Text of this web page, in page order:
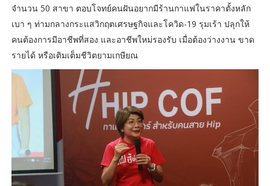
จำนวน 50 สาขา ตอบโจทย์คนฝันอยากมีร้านกาแฟในราคาตั้งหลัก
เบา ๆ ท่ามกลางกระแสวิกฤตเศรษฐกิจและโควิด-19 รุมเร้า ปลุกให้
คนต้องการมีอาชีพที่สอง และอาชีพใหม่รองรับ เมื่อต้องว่างงาน ขาด
รายได้ หรือเติมเต็มชีวิตยามเกษียณ